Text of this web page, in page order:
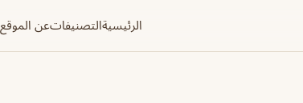
الرئيسيةالتصنيفاتعن الموقع